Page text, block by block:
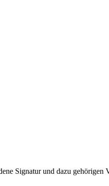
Signatur und dazu gehörigen